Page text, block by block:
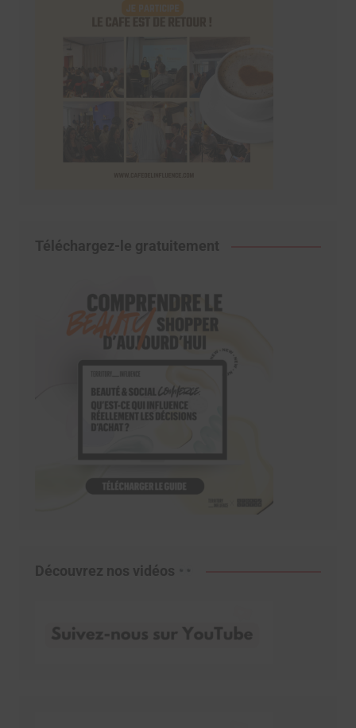
Téléchargez-le gratuitement
Découvrez nos vidéos